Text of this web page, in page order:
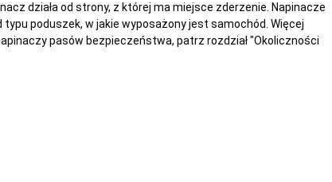
działa od strony, z której ma miejsce zderzenie. Napinacze
poduszek, w jakie wyposażony jest samochód. Więcej
pasów bezpieczeństwa, patrz rozdział "Okoliczności